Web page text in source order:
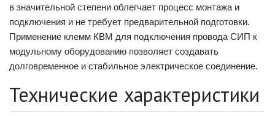
ЛИНЕЙНЫЕ СВЕТОДИОДНЫЕ
СВЕТИЛЬНИКИ
ЛЮСТРЫ
МОДУЛЬНЫЕ СИСТЕМЫ
ОСВЕЩЕНИЯ (LED МОДУЛИ)
в значительной степени облегчает процесс монтажа и
подключения и не требует предварительной подготовки.
Применение клемм КВМ для подключения провода СИП к
модульному оборудованию позволяет создавать
долговременное и стабильное электрическое соединение.
Технические характеристики